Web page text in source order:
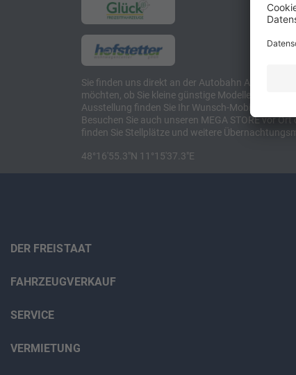
Sie finden uns direkt an der Autobahn A8
möchten, ob Sie kleine günstige Modelle suchen,
Ausstellung finden Sie Ihr Wunsch-Mobil und
Besuchen Sie auch unseren MEGA STORE vor
finden Sie Stellplätze und weitere
48°16'55.3"N 11°15'37.3"E
DER FREISTAAT
FAHRZEUGVERKAUF
SERVICE
VERMIETUNG